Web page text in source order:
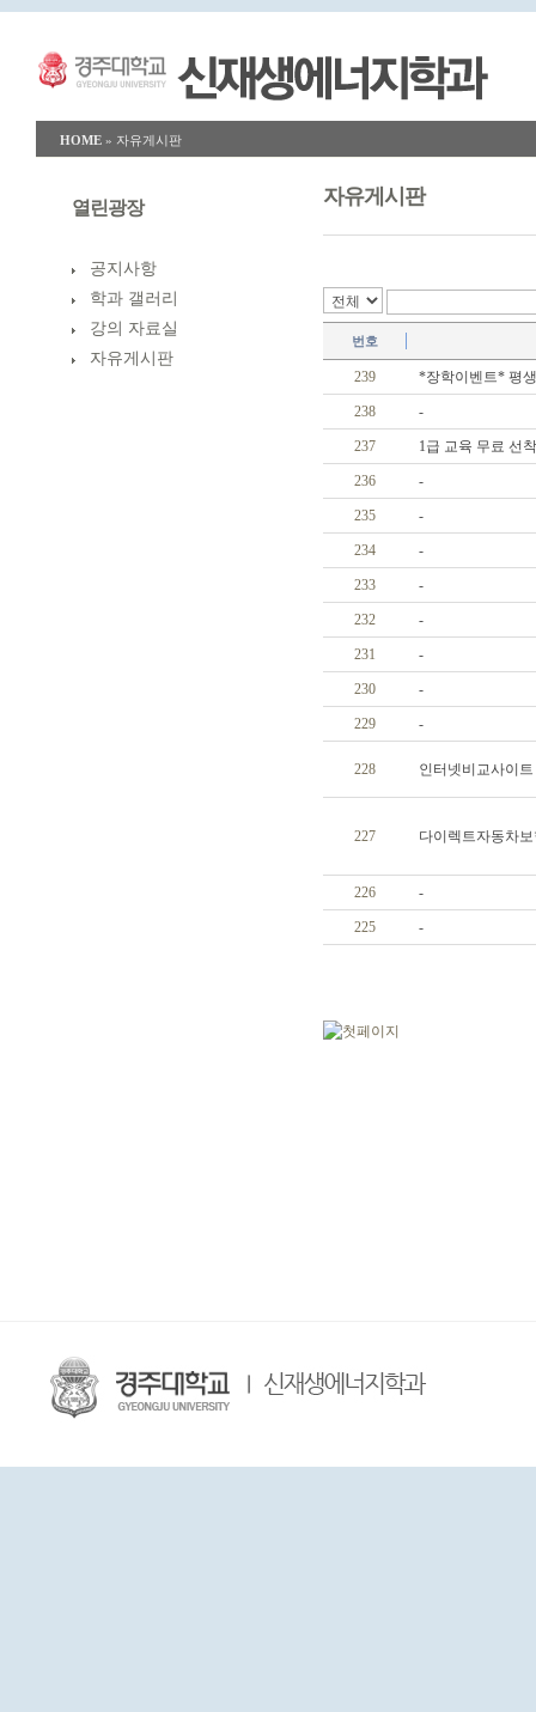
HOME » 자유게시판
열린광장
공지사항
학과 갤러리
강의 자료실
자유게시판
자유게시판
번호
239 *장학이벤트* 평
238 -
237 1급 교육 무료 선
236 -
235 -
234 -
233 -
232 -
231 -
230 -
229 -
228 인터넷비교사이트
227 다이렉트자동차
226 -
225 -